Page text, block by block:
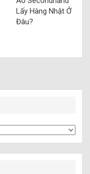
Lấy Hàng Nhật Ở
Đâu?